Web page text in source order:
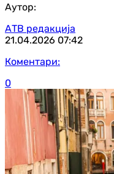
Аутор:
АТВ редакција
21.04.2026 07:42
Коментари:
0